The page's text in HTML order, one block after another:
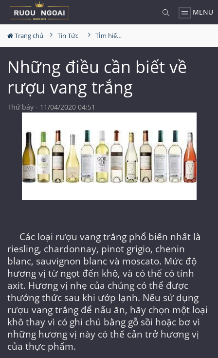
MENU
Trang chủ Tin Tức TÌm hiểu về rượu
Những điều cần biết về
rượu vang trắng
Thứ bảy - 11/04/2020 04:51
Các loại rượu vang trắng phổ biến nhất là
riesling, chardonnay, pinot grigio, chenin
blanc, sauvignon blanc và moscato. Mức độ
hương vị từ ngọt đến khô, và có thể có tính
axit. Hương vị nhẹ của chúng có thể được
thưởng thức sau khi ướp lạnh. Nếu sử dụng
rượu vang trắng để nấu ăn, hãy chọn một loại
khô thay vì có ghi chú bằng gỗ sồi hoặc bơ vì
những hương vị này có thể cản trở hương vị
của thực phẩm.